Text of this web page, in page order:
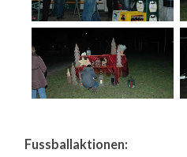
Fussballaktionen: